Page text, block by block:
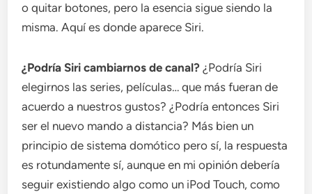
o quitar botones, pero la esencia sigue siendo la
misma. Aquí es donde aparece Siri.
¿Podría Siri cambiarnos de canal?¿Podría Siri
elegirnos las series, películas… que más fueran de
acuerdo a nuestros gustos? ¿Podría entonces Siri
ser el nuevo mando a distancia? Más bien un
principio de sistema domótico pero sí, la respuesta
es rotundamente sí, aunque en mi opinión debería
seguir existiendo algo como un iPod Touch, como